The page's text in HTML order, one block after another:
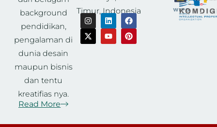
background
pendidikan,
pengalaman di
dunia desain
maupun bisnis
dan tentu
kreatifias nya.
Read More
Timur, Indonesia